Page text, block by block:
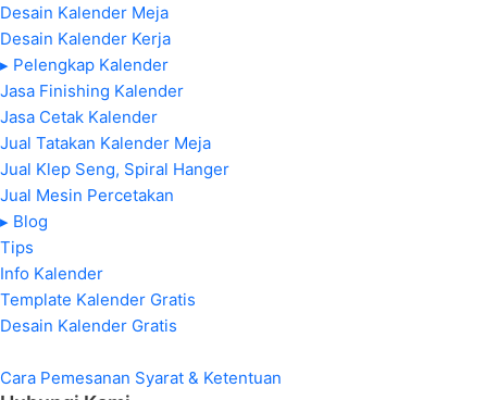
Desain Kalender Meja
Desain Kalender Kerja
▸ Pelengkap Kalender
Jasa Finishing Kalender
Jasa Cetak Kalender
Jual Tatakan Kalender Meja
Jual Klep Seng, Spiral Hanger
Jual Mesin Percetakan
▸ Blog
Tips
Info Kalender
Template Kalender Gratis
Desain Kalender Gratis
Cara Pemesanan Syarat & Ketentuan